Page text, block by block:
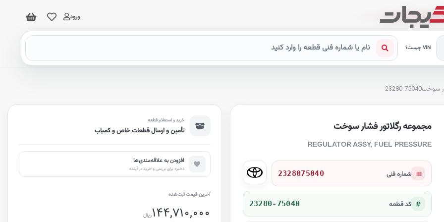
ورود
VIN چیست؟
سوخت23280-75040
مجموعه رگلاتور فشار سوخت
REGULATOR ASSY, FUEL PRESSURE
شماره فنی 2328075040
کد قطعه 23280-75040
خرید و استعلام قطعه
تأمین و ارسال قطعات خاص و کمیاب
افزودن به علاقه‌مندی‌ها
ذخیره برای بررسی و خرید در آینده
آخرین قیمت ثبت‌شده
144,710,000ریال